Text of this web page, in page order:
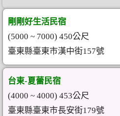
剛剛好生活民宿
(5000 ~ 7000) 450公尺
臺東縣臺東市漢中街157號
台東-夏蕾民宿
(4000 ~ 4000) 453公尺
臺東縣臺東市長安街179號